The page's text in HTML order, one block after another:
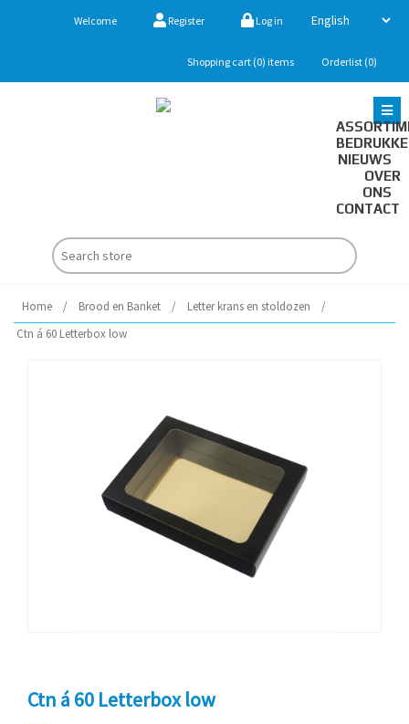
Welcome Register Log in
Shopping cart (0) items Orderlist (0)
NIEUWS
OVER
ONS
CONTACT
Home / Brood en Banket / Letter krans en stoldozen
/
Ctn á 60 Letterbox low
Ctn á 60 Letterbox low